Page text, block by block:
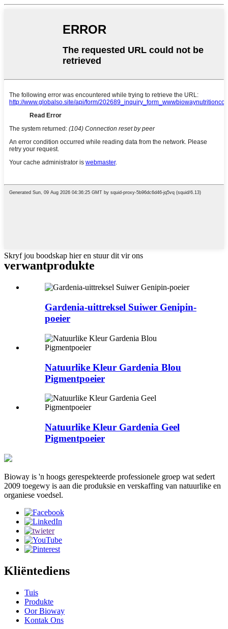
Skryf jou boodskap hier en stuur dit vir ons
verwantprodukte
Gardenia-uittreksel Suiwer Genipin-
poeier
Natuurlike Kleur Gardenia Blou
Pigmentpoeier
Natuurlike Kleur Gardenia Geel
Pigmentpoeier
Bioway is 'n hoogs gerespekteerde professionele groep wat sedert
2009 toegewy is aan die produksie en verskaffing van natuurlike en
organiese voedsel.
Kliëntediens
Tuis
Produkte
Oor Bioway
Kontak Ons